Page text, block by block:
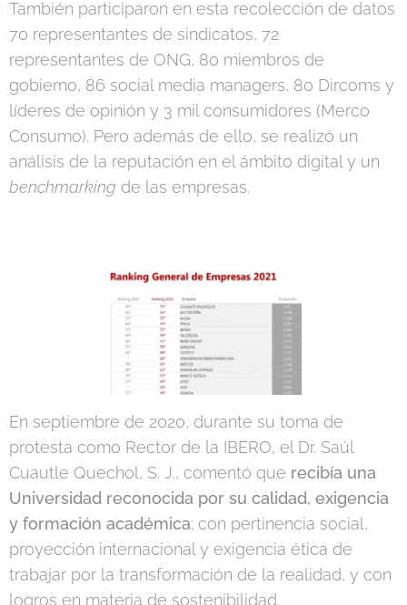
También participaron en esta recolección de datos
70 representantes de sindicatos, 72
representantes de ONG, 80 miembros de
gobierno, 86 social media managers, 80 Dircoms y
líderes de opinión y 3 mil consumidores (Merco
Consumo). Pero además de ello, se realizó un
análisis de la reputación en el ámbito digital y un
benchmarking de las empresas.
En septiembre de 2020, durante su toma de
protesta como Rector de la IBERO, el Dr. Saúl
Cuautle Quechol, S. J., comentó que recibía una
Universidad reconocida por su calidad, exigencia
y formación académica; con pertinencia social,
proyección internacional y exigencia ética de
trabajar por la transformación de la realidad, y con
logros en materia de sostenibilidad.